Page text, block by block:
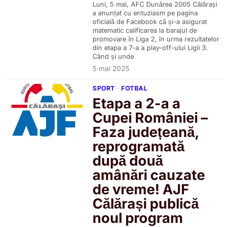
Luni, 5 mai, AFC Dunărea 2005 Călărași
a anunțat cu entuziasm pe pagina
oficială de Facebook că și-a asigurat
matematic calificarea la barajul de
promovare în Liga 2, în urma rezultatelor
din etapa a 7-a a play-off-ului Ligii 3.
Când și unde
5 mai 2025
SPORT · FOTBAL
Etapa a 2-a a
Cupei României –
Faza județeană,
reprogramată
după două
amânări cauzate
de vreme! AJF
Călărași publică
noul program